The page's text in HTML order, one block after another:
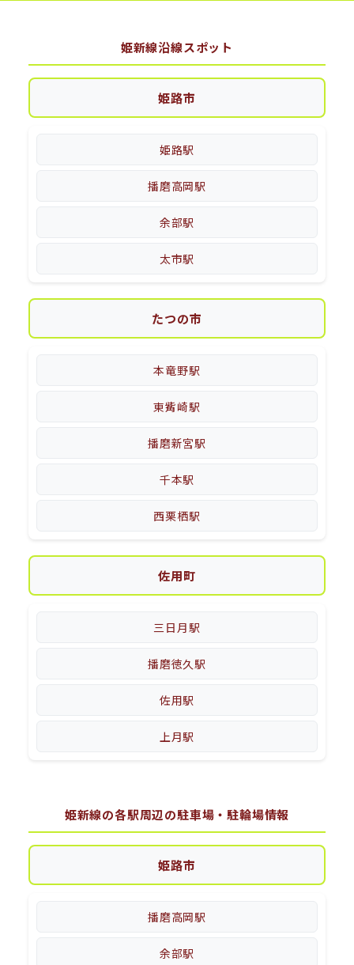
姫新線沿線スポット
姫路市
姫路駅
播磨高岡駅
余部駅
太市駅
たつの市
本竜野駅
東觜崎駅
播磨新宮駅
千本駅
西栗栖駅
佐用町
三日月駅
播磨徳久駅
佐用駅
上月駅
姫新線の各駅周辺の駐車場・駐輪場情報
姫路市
播磨高岡駅
余部駅